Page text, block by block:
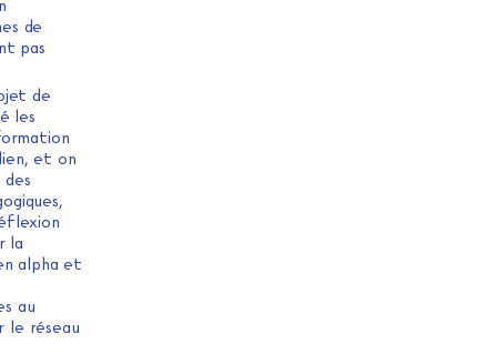
de
pas
de
les
et on
la
alpha et
au
le réseau